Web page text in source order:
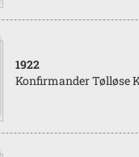
1922
Konfirmander Tølløse